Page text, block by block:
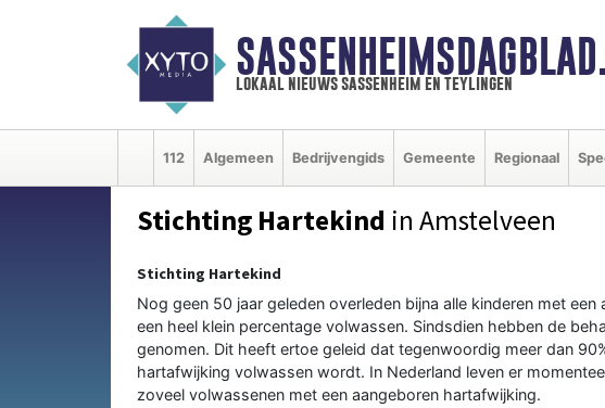
lokaal nieuws sassenheim en teylingen
112 Algemeen Bedrijvengids Gemeente Regionaal
Stichting Hartekind in Amstelveen
Stichting Hartekind
Nog geen 50 jaar geleden overleden bijna alle kinderen met
een heel klein percentage volwassen. Sindsdien hebben de
genomen. Dit heeft ertoe geleid dat tegenwoordig meer dan
hartafwijking volwassen wordt. In Nederland leven er
zoveel volwassenen met een aangeboren hartafwijking.